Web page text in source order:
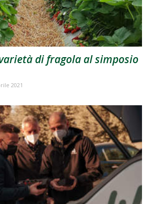
di fragola al simposio
2021